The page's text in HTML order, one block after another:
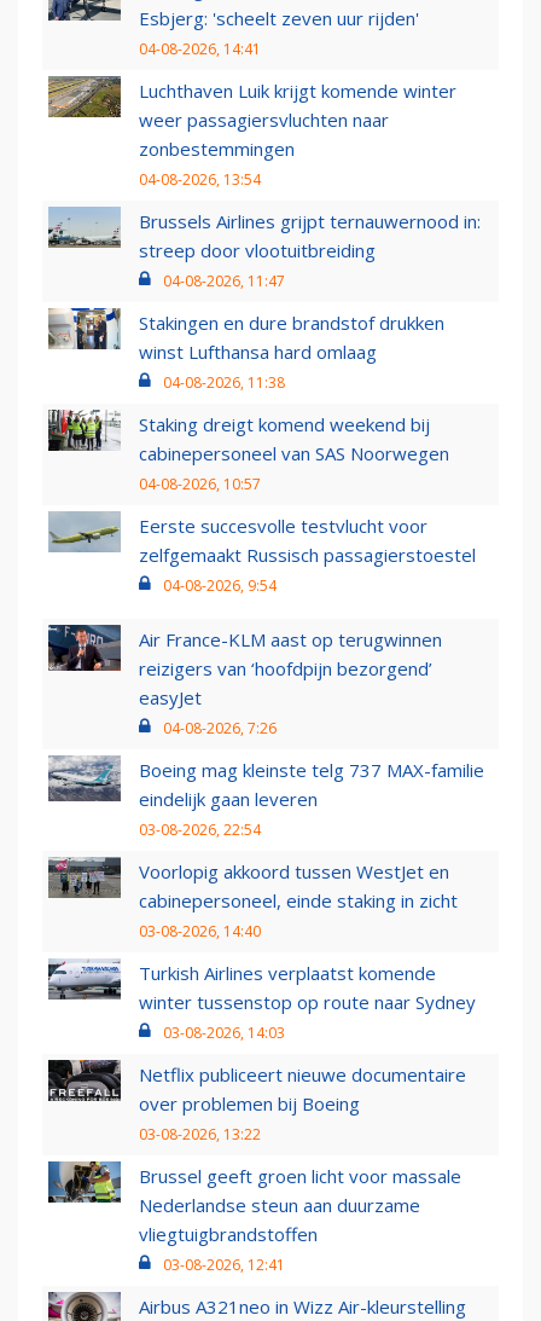
Esbjerg: 'scheelt zeven uur rijden'
04-08-2026, 14:41
Luchthaven Luik krijgt komende winter
weer passagiersvluchten naar
zonbestemmingen
04-08-2026, 13:54
Brussels Airlines grijpt ternauwernood in:
streep door vlootuitbreiding
04-08-2026, 11:47
Stakingen en dure brandstof drukken
winst Lufthansa hard omlaag
04-08-2026, 11:38
Staking dreigt komend weekend bij
cabinepersoneel van SAS Noorwegen
04-08-2026, 10:57
Eerste succesvolle testvlucht voor
zelfgemaakt Russisch passagierstoestel
04-08-2026, 9:54
Air France-KLM aast op terugwinnen
reizigers van ‘hoofdpijn bezorgend’
easyJet
04-08-2026, 7:26
Boeing mag kleinste telg 737 MAX-familie
eindelijk gaan leveren
03-08-2026, 22:54
Voorlopig akkoord tussen WestJet en
cabinepersoneel, einde staking in zicht
03-08-2026, 14:40
Turkish Airlines verplaatst komende
winter tussenstop op route naar Sydney
03-08-2026, 14:03
Netflix publiceert nieuwe documentaire
over problemen bij Boeing
03-08-2026, 13:22
Brussel geeft groen licht voor massale
Nederlandse steun aan duurzame
vliegtuigbrandstoffen
03-08-2026, 12:41
Airbus A321neo in Wizz Air-kleurstelling